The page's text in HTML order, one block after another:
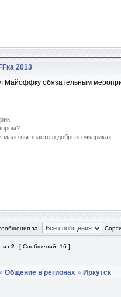
2013
Майоффку обязательным
мало вы знаете о добрых очкариках.
за:
из 2 [ Сообщений: 16 ]
» Общение в регионах » Иркутск